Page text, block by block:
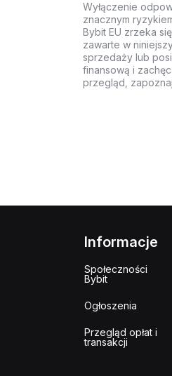
Wyłączenie
znacznym
Bybit EU zrzeka
zawarte w
sprzedaży lub
finansową i
przegląd,
Informacje
Społeczności
Bybit
Ogłoszenia
Przegląd opłat i
transakcji